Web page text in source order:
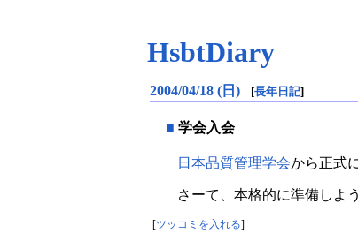
HsbtDiary
2004/04/18 (日) [長年日記]
■ 学会入会
日本品質管理学会から正式
さーて、本格的に準備しよう
[ツッコミを入れる]